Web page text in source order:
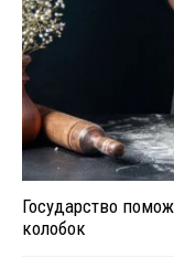
Государство
колобок